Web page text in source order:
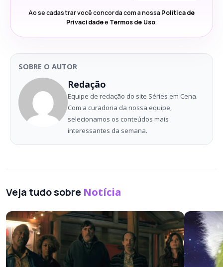
Ao se cadastrar você concorda com a nossa Política de
Privacidadee Termos de Uso.
SOBRE O AUTOR
Redação
Equipe de redação do site Séries em Cena.
Com a curadoria da nossa equipe,
selecionamos os conteúdos mais
interessantes da semana.
Veja tudo sobre Notícia